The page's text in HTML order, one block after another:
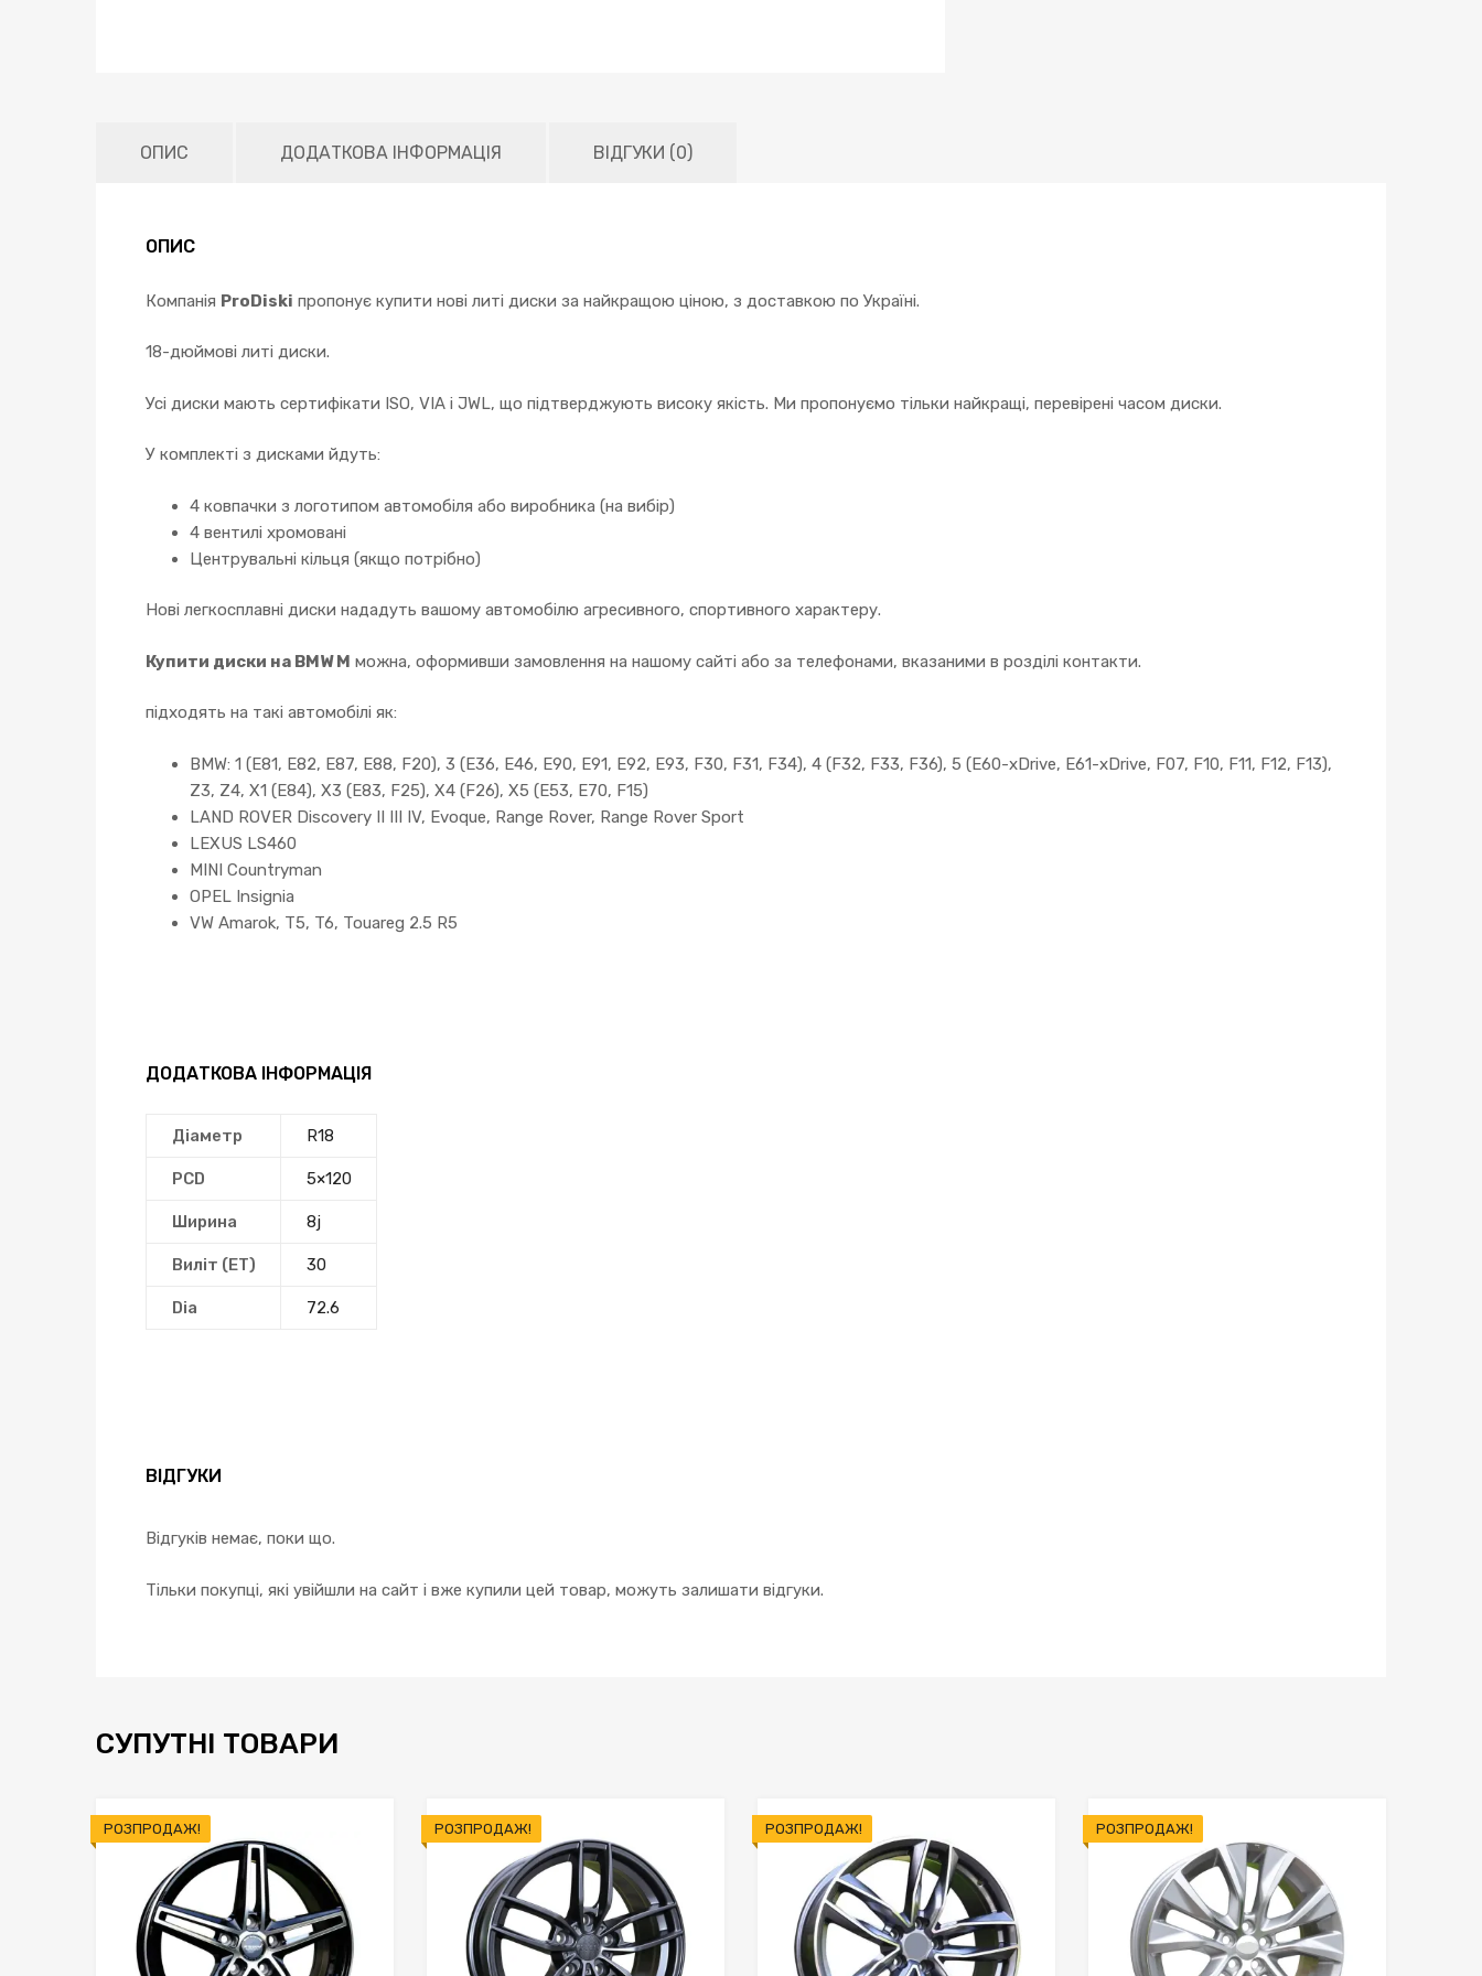
ОПИС ДОДАТКОВА ІНФОРМАЦІЯ ВІДГУКИ (0)
ОПИС
Компанія ProDiski пропонує купити нові литі диски за найкращою ціною, з доставкою по Україні.
18-дюймові литі диски.
Усі диски мають сертифікати ISO, VIA і JWL, що підтверджують високу якість. Ми пропонуємо тільки найкращі, перевірені часом диски.
У комплекті з дисками йдуть:
4 ковпачки з логотипом автомобіля або виробника (на вибір)
4 вентилі хромовані
Центрувальні кільця (якщо потрібно)
Нові легкосплавні диски нададуть вашому автомобілю агресивного, спортивного характеру.
Купити диски на BMW M можна, оформивши замовлення на нашому сайті або за телефонами, вказаними в розділі контакти.
підходять на такі автомобілі як:
BMW: 1 (E81, E82, E87, E88, F20), 3 (E36, E46, E90, E91, E92, E93, F30, F31, F34), 4 (F32, F33, F36), 5 (E60-xDrive, E61-xDrive, F07, F10, F11, F12, F13),
Z3, Z4, X1 (E84), X3 (E83, F25), X4 (F26), X5 (E53, E70, F15)
LAND ROVER Discovery II III IV, Evoque, Range Rover, Range Rover Sport
LEXUS LS460
MINI Countryman
OPEL Insignia
VW Amarok, T5, T6, Touareg 2.5 R5
ДОДАТКОВА ІНФОРМАЦІЯ
Діаметр R18
PCD 5×120
Ширина 8j
Виліт (ЕТ) 30
Dia 72.6
ВІДГУКИ
Відгуків немає, поки що.
Тільки покупці, які увійшли на сайт і вже купили цей товар, можуть залишати відгуки.
СУПУТНІ ТОВАРИ
РОЗПРОДАЖ! РОЗПРОДАЖ! РОЗПРОДАЖ! РОЗПРОДАЖ!